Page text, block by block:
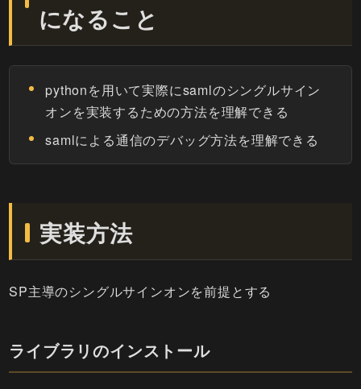
になること
pythonを用いて実際にsamlのシングルサイン
オンを実装するための方法を理解できる
samlによる通信のデバッグ方法を理解できる
実装方法
SP主導のシングルサインオンを前提とする
ライブラリのインストール